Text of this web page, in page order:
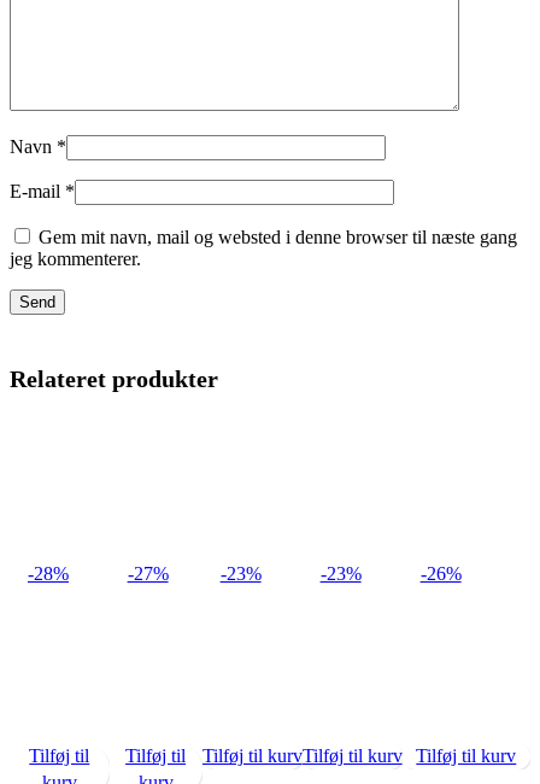
Navn *
E-mail *
Gem mit navn, mail og websted i denne browser til næste gang
jeg kommenterer.
Relateret produkter
-28%
Tilføj til
-27%
Tilføj til
-23%
Tilføj til kurv
-23%
Tilføj til kurv
-26%
Tilføj til kurv